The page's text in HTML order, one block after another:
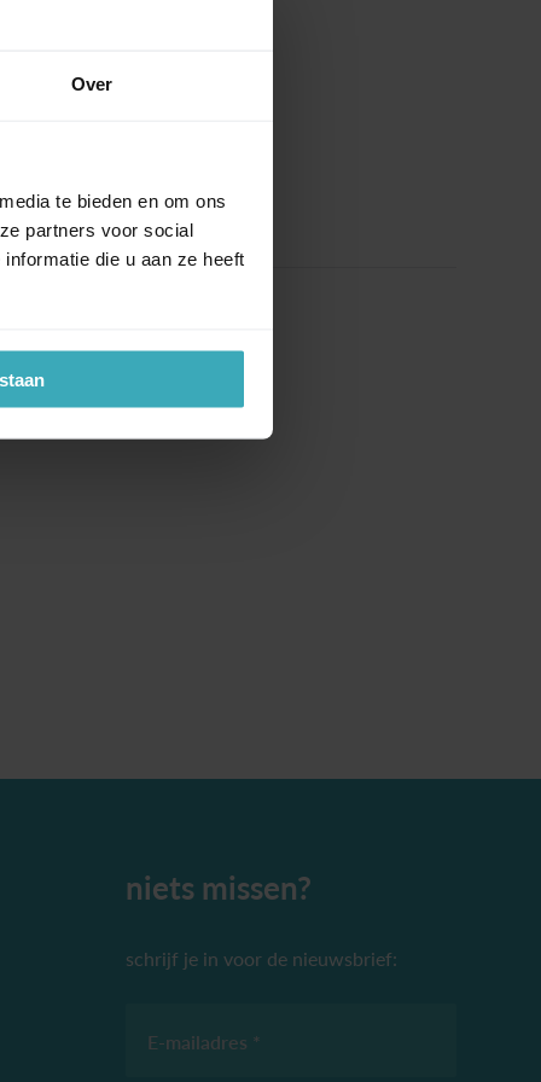
Over
te bieden en om ons
partners voor social
die u aan ze heeft
niets missen?
schrijf je in voor de nieuwsbrief:
E-mailadres *